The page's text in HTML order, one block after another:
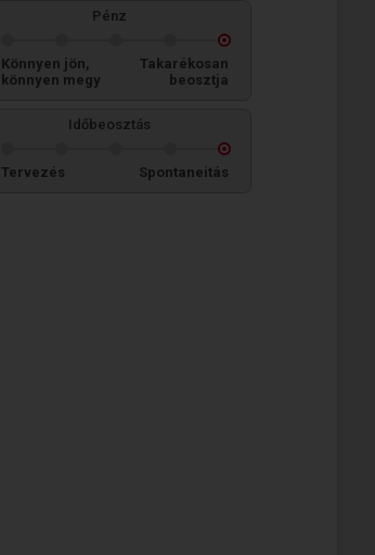
Pénz
Könnyen jön,
könnyen megy
Takarékosan
beosztja
Időbeosztás
Tervezés Spontaneitás